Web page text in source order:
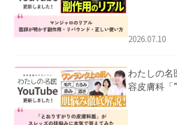
2026.07.10
わたしの名
容皮膚科「